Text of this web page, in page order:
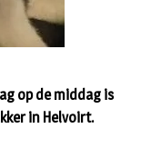
op de middag is
in Helvoirt.